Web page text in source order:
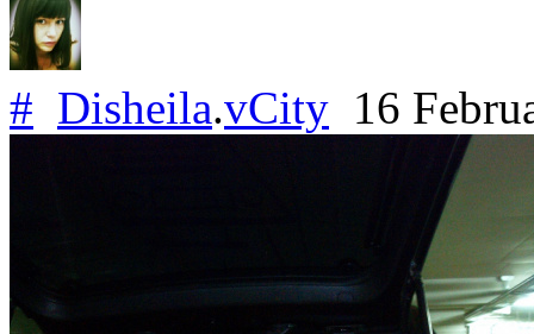
# Disheila.vCity 16